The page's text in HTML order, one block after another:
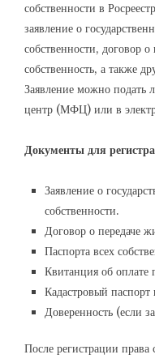
собственности в
заявление о
собственности, договор
собственность, а также
Заявление можно подать
центр (МФЦ) или в
Документы для
Заявление о
собственности.
Договор о передаче
Паспорта всех
Квитанция об оплате
Кадастровый паспорт
Доверенность (если
После регистрации права